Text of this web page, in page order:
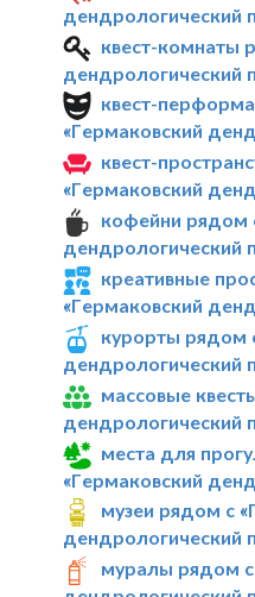
дендрологический
квест-комнаты
дендрологический
квест-
«Гермаковский
квест-
«Гермаковский
кофейни рядом
дендрологический
креативные
«Гермаковский
курорты рядом
дендрологический
массовые
дендрологический
места для
«Гермаковский
музеи рядом с
дендрологический
муралы рядом с